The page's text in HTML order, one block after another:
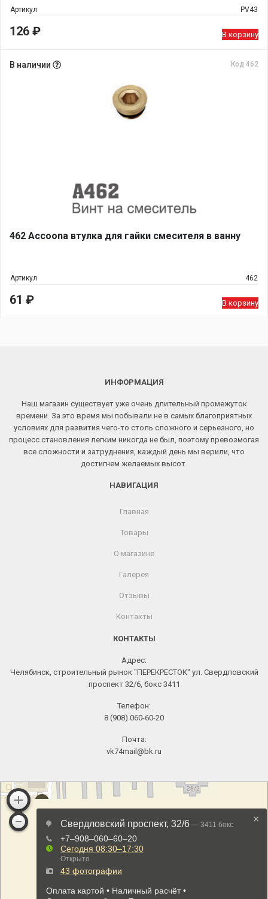
Артикул PV43
126 ₽ В корзину
В наличии Код 462
462 Accoona втулка для гайки смесителя в ванну
Артикул 462
61 ₽ В корзину
ИНФОРМАЦИЯ
Наш магазин существует уже очень длительный промежуток
времени. За это время мы побывали не в самых благоприятных
условиях для развития чего-то столь сложного и серьезного, но
процесс становления легким никогда не был, поэтому превозмогая
все сложности и затруднения, каждый день мы верили, что
достигнем желаемых высот.
НАВИГАЦИЯ
Главная
Товары
О магазине
Галерея
Отзывы
Контакты
КОНТАКТЫ
Адрес:
Челябинск, строительный рынок "ПЕРЕКРЕСТОК" ул. Свердловский
проспект 32/6, бокс 3411
Телефон:
8 (908) 060-60-20
Почта:
vk74mail@bk.ru